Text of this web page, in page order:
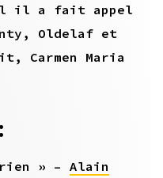
il a fait appel
Oldelaf et
Carmen Maria
» – Alain